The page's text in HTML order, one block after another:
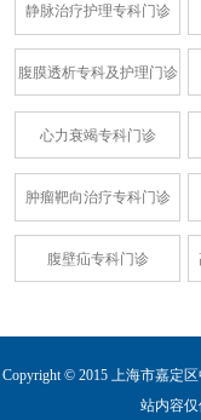
静脉治疗护理专科门诊
腹膜透析专科及护理门诊
心力衰竭专科门诊
肿瘤靶向治疗专科门诊
腹壁疝专科门诊
Copyright © 2015 上海市嘉定区
站内容